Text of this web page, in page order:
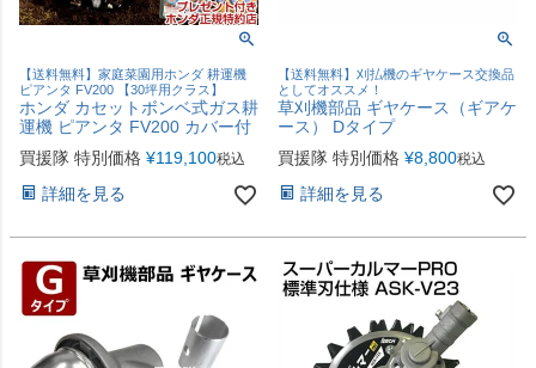
【送料無料】家庭菜園用ホンダ 耕運機
ピアンタ FV200 【30坪用クラス】
ホンダ カセットボンベ式ガス耕
運機 ピアンタ FV200 カバー付
買援隊 特別価格 ¥119,100税込
詳細を見る
【送料無料】刈払機のギヤケース交換品
としてオススメ！
草刈機部品 ギヤケース（ギアケ
ース） Dタイプ
買援隊 特別価格 ¥8,800税込
詳細を見る